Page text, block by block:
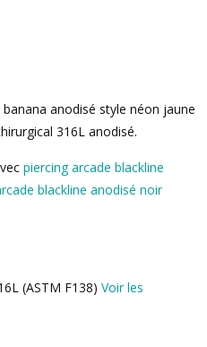
anodisé style néon jaune
316L anodisé.
piercing arcade blackline
blackline anodisé noir
(ASTM F138) Voir les